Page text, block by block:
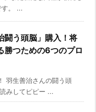
す。 ...
闘う頭脳」購入！将
勝つための6つのプロ
羽生善治さんの闘う頭
みしてピピー ...